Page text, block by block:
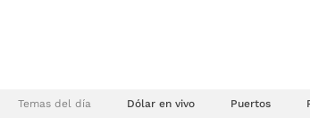
Temas del día Dólar en vivo Puertos